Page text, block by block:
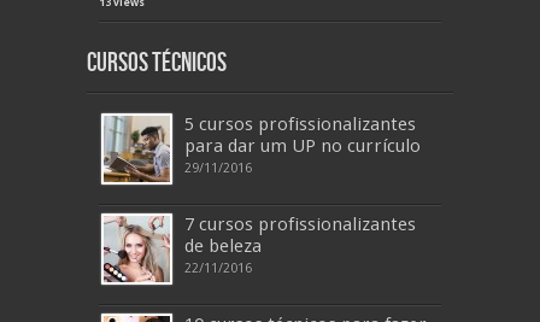
13 views
Cursos Técnicos
5 cursos profissionalizantes
para dar um UP no currículo
29/11/2016
7 cursos profissionalizantes
de beleza
22/11/2016